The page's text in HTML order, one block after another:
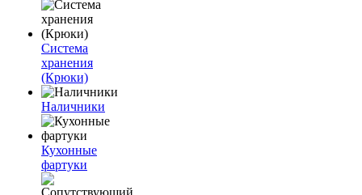
Система
хранения
(Крюки)
Наличники
Кухонные
фартуки